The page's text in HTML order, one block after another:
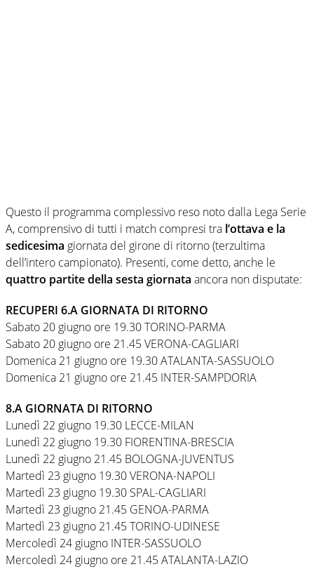
Questo il programma complessivo reso noto dalla Lega Serie
A, comprensivo di tutti i match compresi tra l’ottava e la
sedicesima giornata del girone di ritorno (terzultima
dell’intero campionato). Presenti, come detto, anche le
quattro partite della sesta giornata ancora non disputate:
RECUPERI 6.A GIORNATA DI RITORNO
Sabato 20 giugno ore 19.30 TORINO-PARMA
Sabato 20 giugno ore 21.45 VERONA-CAGLIARI
Domenica 21 giugno ore 19.30 ATALANTA-SASSUOLO
Domenica 21 giugno ore 21.45 INTER-SAMPDORIA
8.A GIORNATA DI RITORNO
Lunedì 22 giugno 19.30 LECCE-MILAN
Lunedì 22 giugno 19.30 FIORENTINA-BRESCIA
Lunedì 22 giugno 21.45 BOLOGNA-JUVENTUS
Martedì 23 giugno 19.30 VERONA-NAPOLI
Martedì 23 giugno 19.30 SPAL-CAGLIARI
Martedì 23 giugno 21.45 GENOA-PARMA
Martedì 23 giugno 21.45 TORINO-UDINESE
Mercoledì 24 giugno INTER-SASSUOLO
Mercoledì 24 giugno ore 21.45 ATALANTA-LAZIO